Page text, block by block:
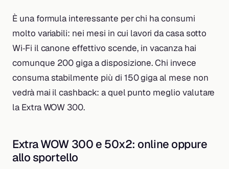
È una formula interessante per chi ha consumi
molto variabili: nei mesi in cui lavori da casa sotto
Wi‑Fi il canone effettivo scende, in vacanza hai
comunque 200 giga a disposizione. Chi invece
consuma stabilmente più di 150 giga al mese non
vedrà mai il cashback: a quel punto meglio valutare
la Extra WOW 300.
Extra WOW 300 e 50x2: online oppure
allo sportello